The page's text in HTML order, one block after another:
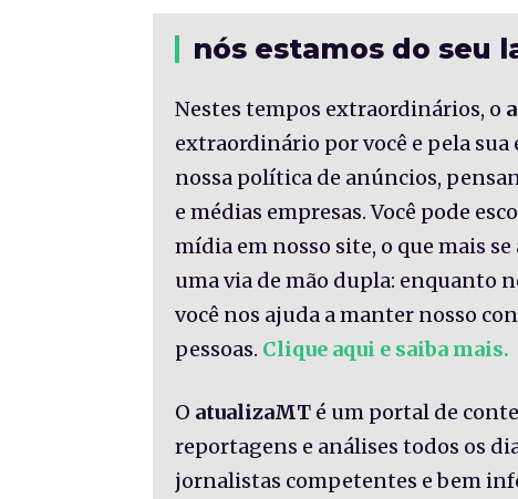
nós estamos do seu
Nestes tempos extraordinários, o
extraordinário por você e pela sua
nossa política de anúncios,
e médias empresas. Você pode
mídia em nosso site, o que mais se
uma via de mão dupla: enquanto
você nos ajuda a manter nosso
pessoas. Clique aqui e saiba mais.
O atualizaMT é um portal de
reportagens e análises todos os
jornalistas competentes e bem